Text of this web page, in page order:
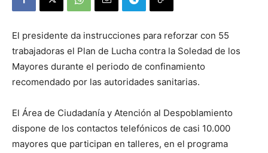
El presidente da instrucciones para reforzar con 55
trabajadoras el Plan de Lucha contra la Soledad de los
Mayores durante el periodo de confinamiento
recomendado por las autoridades sanitarias.
El Área de Ciudadanía y Atención al Despoblamiento
dispone de los contactos telefónicos de casi 10.000
mayores que participan en talleres, en el programa